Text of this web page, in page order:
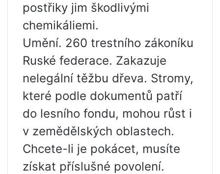
postřiky jim škodlivými
chemikáliemi.
Umění. 260 trestního zákoníku
Ruské federace. Zakazuje
nelegální těžbu dřeva. Stromy,
které podle dokumentů patří
do lesního fondu, mohou růst i
v zemědělských oblastech.
Chcete-li je pokácet, musíte
získat příslušné povolení.